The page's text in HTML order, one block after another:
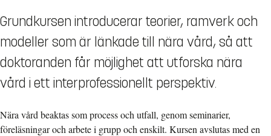
Grundkursen introducerar teorier, ramverk och
modeller som är länkade till nära vård, så att
doktoranden får möjlighet att utforska nära
vård i ett interprofessionellt perspektiv.
Nära vård beaktas som process och utfall, genom seminarier,
föreläsningar och arbete i grupp och enskilt. Kursen avslutas med en